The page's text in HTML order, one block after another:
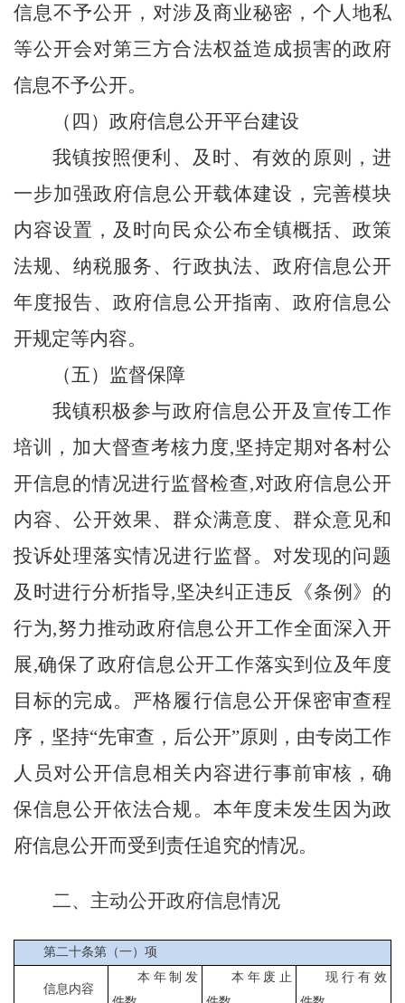
信息不予公开，对涉及商业秘密，个人地私
等公开会对第三方合法权益造成损害的政府
信息不予公开。
（四）政府信息公开平台建设
我镇按照便利、及时、有效的原则，进
一步加强政府信息公开载体建设，完善模块
内容设置，及时向民众公布全镇概括、政策
法规、纳税服务、行政执法、政府信息公开
年度报告、政府信息公开指南、政府信息公
开规定等内容。
（五） 监督保障
我镇积极参与政府信息公开及宣传工作
培训
， 加大督查考核力度,坚持定期对各村公
开信息的情况进行监督检查,对政府信息公开
内容、公开效果、群众满意度、群众意见和
投诉处理落实情况进行监督。 对发现的问题
及时进行分析指导,坚决纠正违反《条例》的
行为,努力推动政府信息公开工作全面深入开
展,确保了政府信息公开工作落实到位及年度
目标的完成。严格履行信息公开保密审查程
序，坚持“先审查，后公开”原则，由专岗工作
人员对公开信息相关内容进行事前审核，确
保信息公开依法合规。本年度未发生因为政
府信息公开而受到责任追究的情况。
二、主动公开政府信息情况
第二十条第（一）项
信息内容
本年制发
本年废止
现行有效